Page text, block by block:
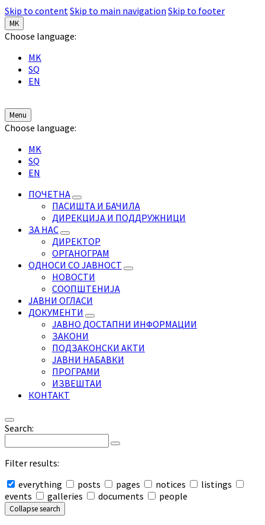
Skip to contentSkip to main navigation Skip to footer
MK
Choose language:
MK
SQ
EN
Menu
Choose language:
MK
SQ
EN
ПОЧЕТНА
ПАСИШТА И БАЧИЛА
ДИРЕКЦИЈА И ПОДДРУЖНИЦИ
ЗА НАС
ДИРЕКТОР
ОРГАНОГРАМ
ОДНОСИ СО ЈАВНОСТ
НОВОСТИ
СООПШТЕНИЈА
ЈАВНИ ОГЛАСИ
ДОКУМЕНТИ
ЈАВНО ДОСТАПНИ ИНФОРМАЦИИ
ЗАКОНИ
ПОДЗАКОНСКИ АКТИ
ЈАВНИ НАБАВКИ
ПРОГРАМИ
ИЗВЕШТАИ
КОНТАКТ
Search:
Filter results:
everything
posts pages notices
listings
events
galleries documents people
Collapse search